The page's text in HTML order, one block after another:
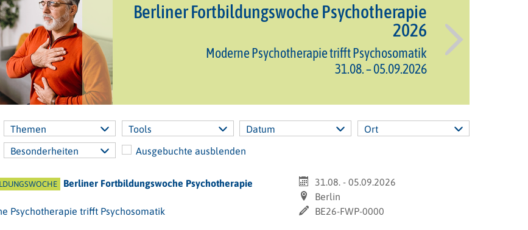
Berliner Fortbildungswoche Psychotherapie
2026
Moderne Psychotherapie trifft Psychosomatik
31.08. – 05.09.2026
Themen Tools Datum
Ort
Besonderheiten Ausgebuchte ausblenden
Berliner Fortbildungswoche Psychotherapie
Psychotherapie trifft Psychosomatik
31.08. - 05.09.2026
Berlin
BE26-FWP-0000